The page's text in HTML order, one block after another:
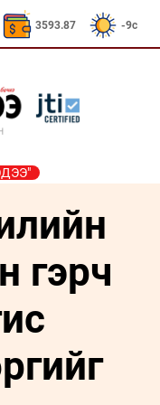
SEK / 378.29₮
3593.87 -9c
ЭДИЙН
ЗАСАГ
ЭМЭГТЭЙЧҮҮДИЙН
МАНЛАЙЛАЛ
ЗУУНЫ
ӨДӨР
ТА
ҮҮНИЙГ
ҮҮ
гэрч